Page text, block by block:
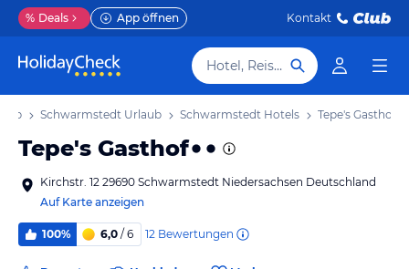
% Deals App öffnen Kontakt
Hotel, Reiseziel
Schwarmstedt Urlaub Schwarmstedt Hotels Tepe's Gasthof
Tepe's Gasthof
Kirchstr. 12 29690 Schwarmstedt Niedersachsen Deutschland
Auf Karte anzeigen
100% 6,0 / 6 12 Bewertungen